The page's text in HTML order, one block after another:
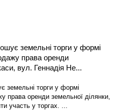
земельні торги у формі
права оренди
вул. Геннадія Не...
земельні торги у формі
права оренди земельної ділянки,
участь у торгах. ...